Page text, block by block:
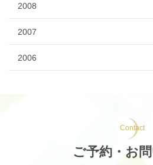
2008
2007
2006
Contact
ご予約・お